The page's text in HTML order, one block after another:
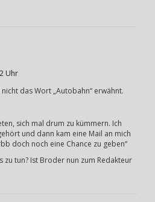
Uhr
das Wort „Autobahn“ erwähnt.
sich mal drum zu kümmern. Ich
und dann kam eine Mail an mich
doch noch eine Chance zu geben“
zu tun? Ist Broder nun zum Redakteur